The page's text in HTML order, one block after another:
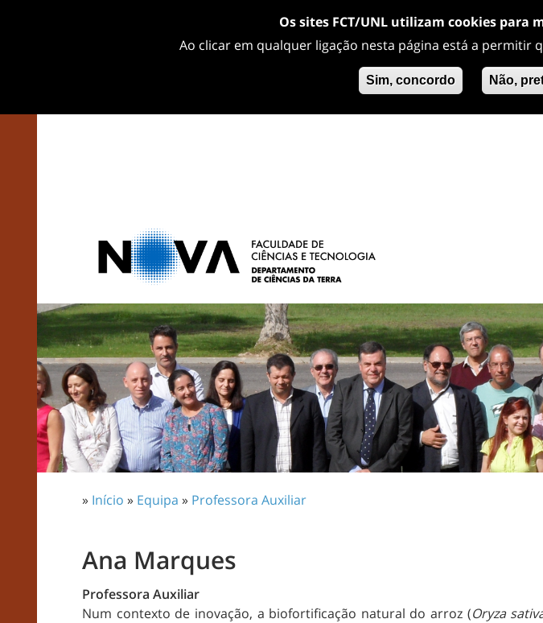
Os sites FCT/UNL utilizam cookies para
Ao clicar em qualquer ligação nesta página está a
Sim, concordo Não,
» Início » Equipa » Professora Auxiliar
Ana Marques
Professora Auxiliar
Num contexto de inovação, a biofortificação natural do arroz (Oryza